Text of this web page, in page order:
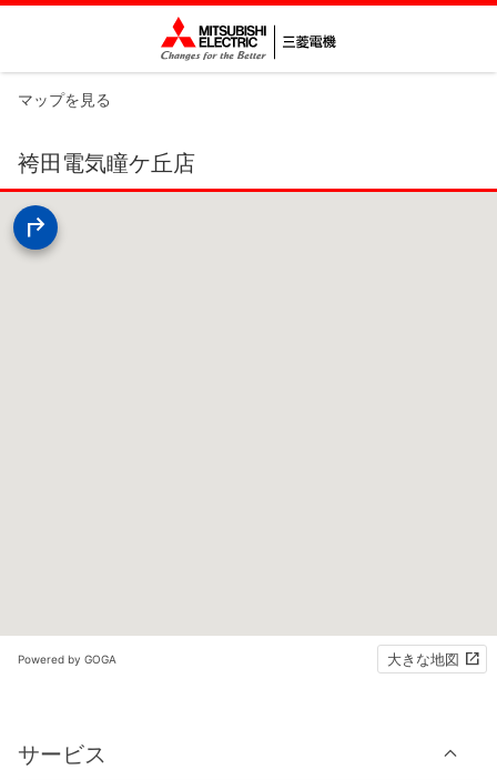
マップを見る
袴田電気瞳ケ丘店
Powered by GOGA 大きな地図
サービス